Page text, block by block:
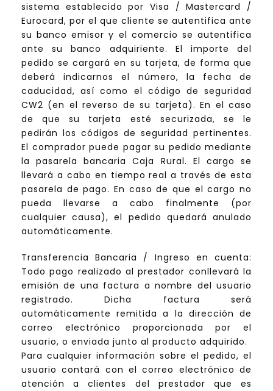
sistema establecido por Visa / Mastercard /
Eurocard, por el que cliente se autentifica ante
su banco emisor y el comercio se autentifica
ante su banco adquiriente. El importe del
pedido se cargará en su tarjeta, de forma que
deberá indicarnos el número, la fecha de
caducidad, así como el código de seguridad
CW2 (en el reverso de su tarjeta). En el caso
de que su tarjeta esté securizada, se le
pedirán los códigos de seguridad pertinentes.
El comprador puede pagar su pedido mediante
la pasarela bancaria Caja Rural. El cargo se
llevará a cabo en tiempo real a través de esta
pasarela de pago. En caso de que el cargo no
pueda llevarse a cabo finalmente (por
cualquier causa), el pedido quedará anulado
automáticamente.
Transferencia Bancaria / Ingreso en cuenta:
Todo pago realizado al prestador conllevará la
emisión de una factura a nombre del usuario
registrado. Dicha factura será
automáticamente remitida a la dirección de
correo electrónico proporcionada por el
usuario, o enviada junto al producto adquirido.
Para cualquier información sobre el pedido, el
usuario contará con el correo electrónico de
atención a clientes del prestador que es